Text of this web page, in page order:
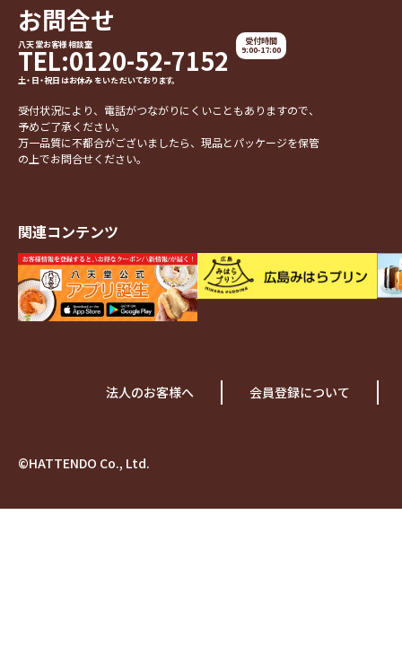
お問合せ
八天堂お客様相談室
TEL:0120-52-7152
土・日・祝日はお休みをいただいております。
受付時間
9:00-17:00
受付状況により、電話がつながりにくいこともありますので、
予めご了承ください。
万一品質に不都合がございましたら、現品とパッケージを保管
の上でお問合せください。
関連コンテンツ
法人のお客様へ 会員登録について
©HATTENDO Co., Ltd.